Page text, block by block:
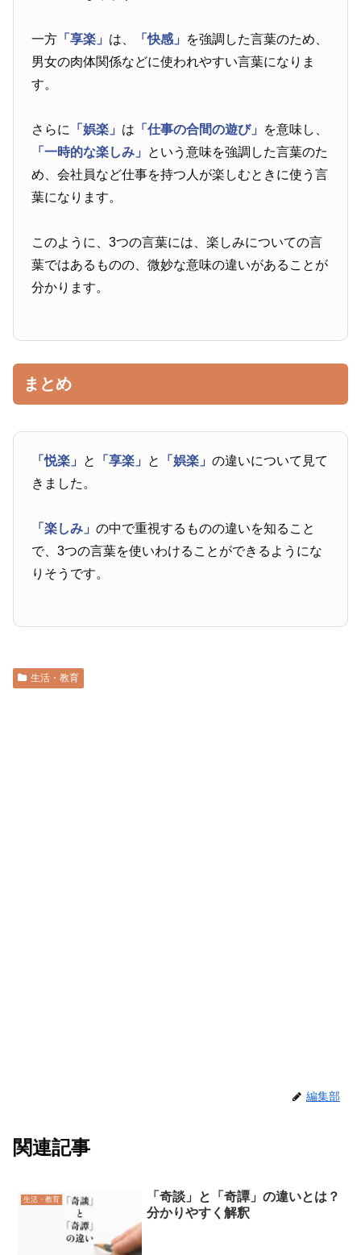
一方 「享楽」 は、 「快感」 を強調した言葉のため、
男女の肉体関係などに使われやすい言葉になりま
す。
さらに 「娯楽」 は 「仕事の合間の遊び」 を意味し、
「一時的な楽しみ」 という意味を強調した言葉のた
め、会社員など仕事を持つ人が楽しむときに使う言
葉になります。
このように、3つの言葉には、楽しみについての言
葉ではあるものの、微妙な意味の違いがあることが
分かります。
まとめ
「悦楽」 と 「享楽」 と 「娯楽」の違いについて見て
きました。
「楽しみ」の中で重視するものの違いを知ること
で、3つの言葉を使いわけることができるようにな
りそうです。
生活・教育
編集部
関連記事
生活・教育
「奇談」と「奇譚」の違いとは？
分かりやすく解釈